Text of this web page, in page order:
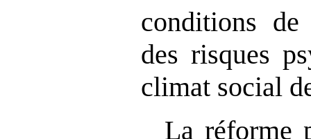
conditions
des risques
climat social
La réforme